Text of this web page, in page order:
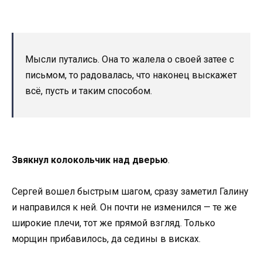
Мысли путались. Она то жалела о своей затее с
письмом, то радовалась, что наконец выскажет
всё, пусть и таким способом.
Звякнул колокольчик над дверью.
Сергей вошел быстрым шагом, сразу заметил Галину
и направился к ней. Он почти не изменился — те же
широкие плечи, тот же прямой взгляд. Только
морщин прибавилось, да седины в висках.